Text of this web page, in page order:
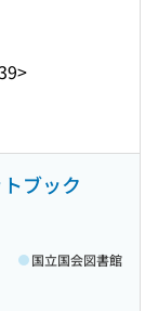
ブック
国立国会図書館